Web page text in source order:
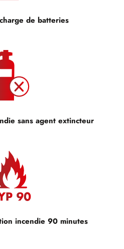
de batteries
sans agent extincteur
incendie 90 minutes